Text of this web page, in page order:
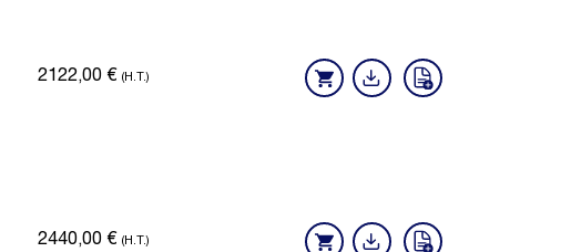
2122,00 € (H.T.)
2440,00 € (H.T.)